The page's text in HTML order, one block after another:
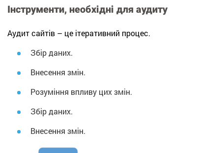
Інструменти, необхідні для аудиту
Аудит сайтів – це ітеративний процес.
Збір даних.
Внесення змін.
Розуміння впливу цих змін.
Збір даних.
Внесення змін.